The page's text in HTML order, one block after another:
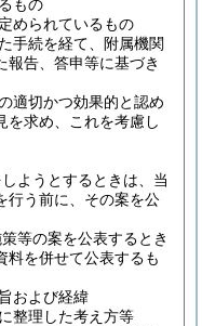
もの
められているもの
手続を経て、附属機関
報告、答申等に基づき
適切かつ効果的と認め
を求め、これを考慮し
ようとするときは、当
行う前に、その案を公
等の案を公表するとき
料を併せて公表するも
および経緯
整理した考え方等